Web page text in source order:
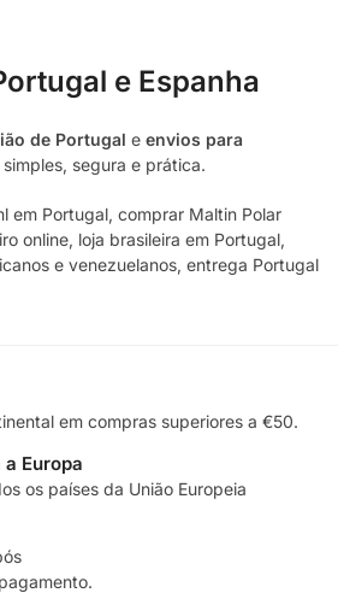
e Espanha
de Portugal e envios para
segura e prática.
em Portugal, comprar Maltin Polar
online, loja brasileira em Portugal,
e venezuelanos, entrega Portugal
em compras superiores a €50.
Europa
os países da União Europeia